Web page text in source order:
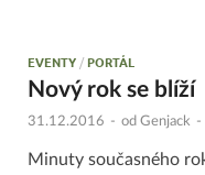
EVENTY /PORTÁL
Nový rok se blíží
31.12.2016 - od Genjack -
Minuty současného